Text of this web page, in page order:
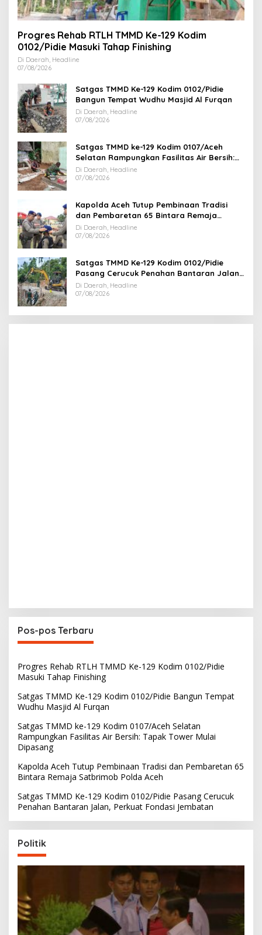
Progres Rehab RTLH TMMD Ke-129 Kodim
0102/Pidie Masuki Tahap Finishing
Di Daerah, Headline
07/08/2026
Satgas TMMD Ke-129 Kodim 0102/Pidie
Bangun Tempat Wudhu Masjid Al Furqan
Di Daerah, Headline
07/08/2026
Satgas TMMD ke-129 Kodim 0107/Aceh
Selatan Rampungkan Fasilitas Air Bersih:
Tapak Tower Mulai Dipasang
Di Daerah, Headline
07/08/2026
Kapolda Aceh Tutup Pembinaan Tradisi
dan Pembaretan 65 Bintara Remaja
Satbrimob Polda Aceh
Di Daerah, Headline
07/08/2026
Satgas TMMD Ke-129 Kodim 0102/Pidie
Pasang Cerucuk Penahan Bantaran Jalan,
Perkuat Fondasi Jembatan
Di Daerah, Headline
07/08/2026
Pos-pos Terbaru
Progres Rehab RTLH TMMD Ke-129 Kodim 0102/Pidie
Masuki Tahap Finishing
Satgas TMMD Ke-129 Kodim 0102/Pidie Bangun Tempat
Wudhu Masjid Al Furqan
Satgas TMMD ke-129 Kodim 0107/Aceh Selatan
Rampungkan Fasilitas Air Bersih: Tapak Tower Mulai
Dipasang
Kapolda Aceh Tutup Pembinaan Tradisi dan Pembaretan 65
Bintara Remaja Satbrimob Polda Aceh
Satgas TMMD Ke-129 Kodim 0102/Pidie Pasang Cerucuk
Penahan Bantaran Jalan, Perkuat Fondasi Jembatan
Politik